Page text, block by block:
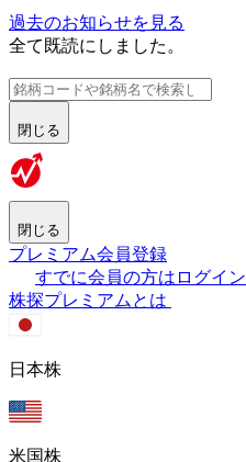
過去のお知らせを見る
全て既読にしました。
閉じる
閉じる
プレミアム会員登録
すでに会員の方はログイン
株探プレミアムとは
日本株
米国株